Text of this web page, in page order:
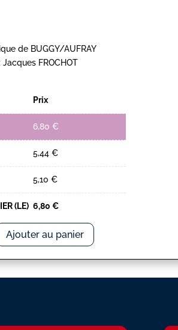
de BUGGY/AUFRAY
FROCHOT
Prix
6,80 €
5,44 €
5,10 €
(LE) 6,80 €
Ajouter au panier